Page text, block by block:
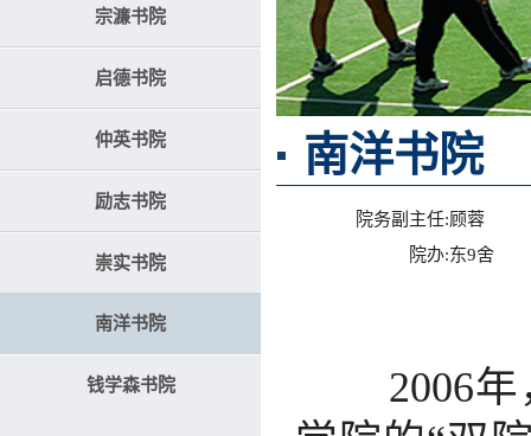
宗濂书院
启德书院
仲英书院
励志书院
崇实书院
南洋书院
钱学森书院
南洋书院
院务副主任:顾蓉
院办:东9舍
2006